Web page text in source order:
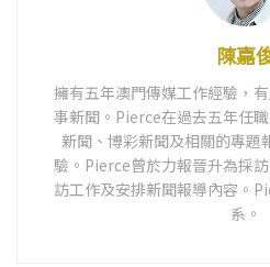
陳嘉
擁有五年澳門傳媒工作經驗，
事新聞。Pierce在過去五年任
新聞、博彩新聞及相關的專題
驗。Pierce曾於力報晉升為採
訪工作及安排新聞報導內容。
系。